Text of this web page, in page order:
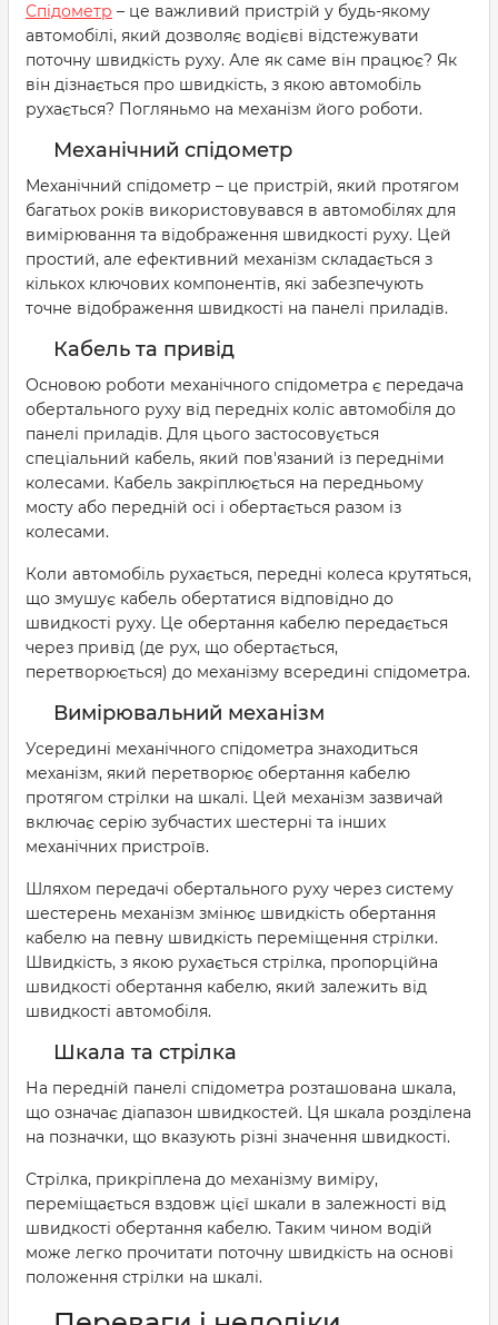
Спідометр – це важливий пристрій у будь-якому
автомобілі, який дозволяє водієві відстежувати
поточну швидкість руху. Але як саме він працює? Як
він дізнається про швидкість, з якою автомобіль
рухається? Погляньмо на механізм його роботи.
Механічний спідометр
Механічний спідометр – це пристрій, який протягом
багатьох років використовувався в автомобілях для
вимірювання та відображення швидкості руху. Цей
простий, але ефективний механізм складається з
кількох ключових компонентів, які забезпечують
точне відображення швидкості на панелі приладів.
Кабель та привід
Основою роботи механічного спідометра є передача
обертального руху від передніх коліс автомобіля до
панелі приладів. Для цього застосовується
спеціальний кабель, який пов'язаний із передніми
колесами. Кабель закріплюється на передньому
мосту або передній осі і обертається разом із
колесами.
Коли автомобіль рухається, передні колеса крутяться,
що змушує кабель обертатися відповідно до
швидкості руху. Це обертання кабелю передається
через привід (де рух, що обертається,
перетворюється) до механізму всередині спідометра.
Вимірювальний механізм
Усередині механічного спідометра знаходиться
механізм, який перетворює обертання кабелю
протягом стрілки на шкалі. Цей механізм зазвичай
включає серію зубчастих шестерні та інших
механічних пристроїв.
Шляхом передачі обертального руху через систему
шестерень механізм змінює швидкість обертання
кабелю на певну швидкість переміщення стрілки.
Швидкість, з якою рухається стрілка, пропорційна
швидкості обертання кабелю, який залежить від
швидкості автомобіля.
Шкала та стрілка
На передній панелі спідометра розташована шкала,
що означає діапазон швидкостей. Ця шкала розділена
на позначки, що вказують різні значення швидкості.
Стрілка, прикріплена до механізму виміру,
переміщається вздовж цієї шкали в залежності від
швидкості обертання кабелю. Таким чином водій
може легко прочитати поточну швидкість на основі
положення стрілки на шкалі.